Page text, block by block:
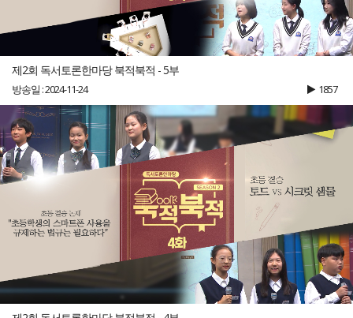
제2회 독서토론한마당 북적북적 - 5부
방송일 : 2024-11-24 1857